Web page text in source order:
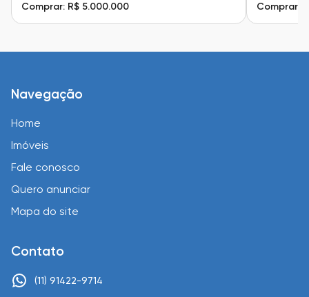
Comprar: R$ 5.000.000 Comprar:
Navegação
Home
Imóveis
Fale conosco
Quero anunciar
Mapa do site
Contato
(11) 91422-9714